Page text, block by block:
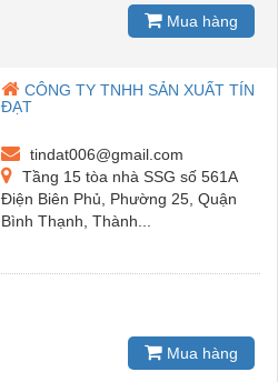
Mua hàng
CÔNG TY TNHH SẢN XUẤT TÍN
ĐẠT
tindat006@gmail.com
Tầng 15 tòa nhà SSG số 561A
Điện Biên Phủ, Phường 25, Quận
Bình Thạnh, Thành...
Mua hàng